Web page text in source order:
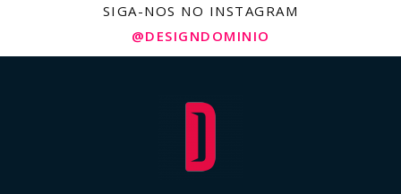
SIGA-NOS NO INSTAGRAM
@DESIGNDOMINIO